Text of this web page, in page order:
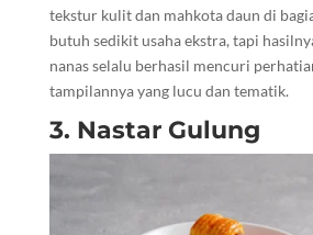
tekstur kulit dan mahkota daun di
butuh sedikit usaha ekstra, tapi
nanas selalu berhasil mencuri
tampilannya yang lucu dan tematik.
3. Nastar Gulung